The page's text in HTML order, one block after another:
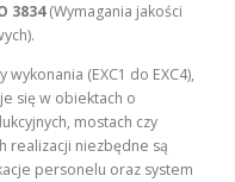
3834(Wymagania jakości
(EXC1 do EXC4),
się w obiektach o
mostach czy
realizacji niezbędne są
personelu oraz system